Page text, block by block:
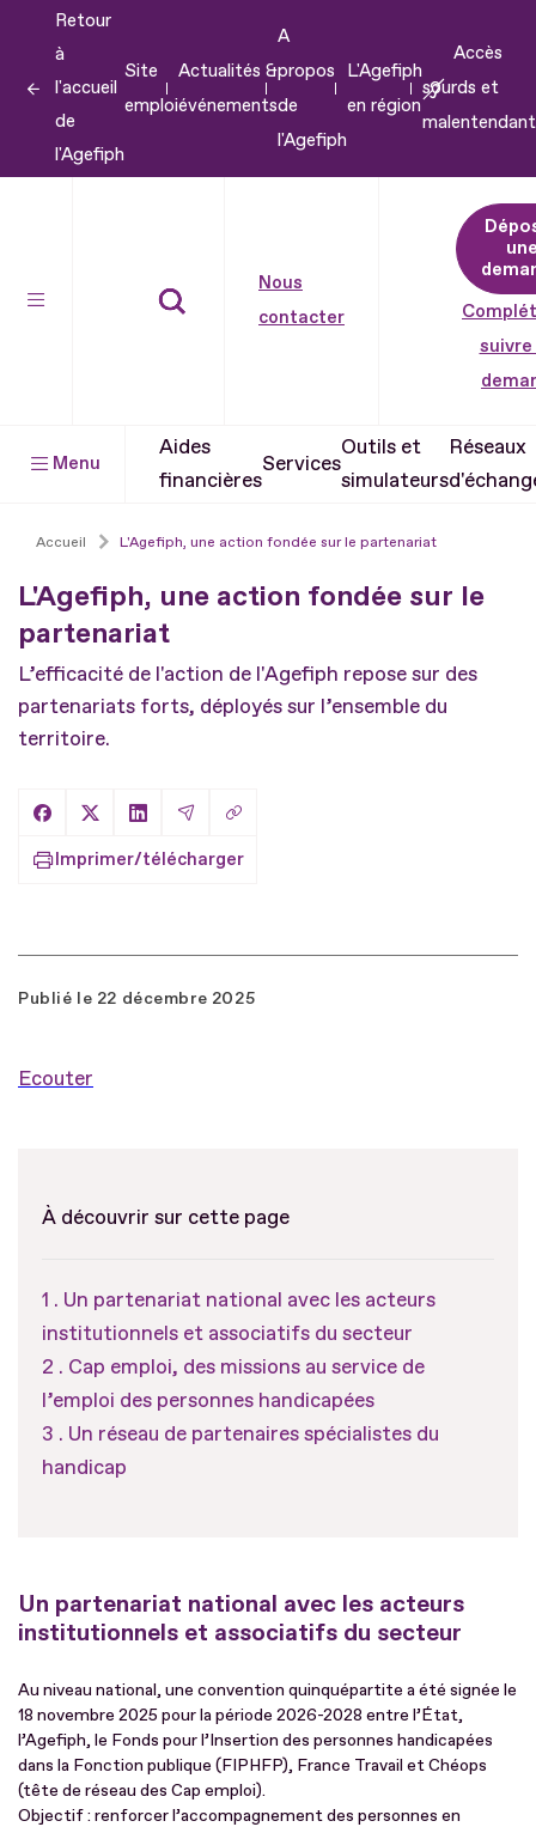
contenu
Retour
à
l'accueil
de
l'Agefiph
Site
emploi
Actualités &
événements
A
propos
de
l'Agefiph
L'Agefiph
en région
Accès
sourds et
Nous
contacter
suivre
Menu
Aides
financières
Services
Outils et
simulateurs
Réseaux
Accueil L'Agefiph, une action fondée sur le partenariat
L'Agefiph, une action fondée sur le
partenariat
L’efficacité de l'action de l'Agefiph repose sur des
partenariats forts, déployés sur l’ensemble du
territoire.
Partager sur Facebook
Partager sur X
Partager sur LinkedIn
Partager par Email
Copier le lien
Imprimer/télécharger
Publié le 22 décembre 2025
Ecouter
À découvrir sur cette page
Un partenariat national avec les acteurs
institutionnels et associatifs du secteur
Cap emploi, des missions au service de
l’emploi des personnes handicapées
Un réseau de partenaires spécialistes du
handicap
Un partenariat national avec les acteurs
institutionnels et associatifs du secteur
Au niveau national, une convention quinquépartite a été signée le
18 novembre 2025 pour la période 2026-2028 entre l’État,
l’Agefiph, le Fonds pour l’Insertion des personnes handicapées
dans la Fonction publique (FIPHFP), France Travail et Chéops
(tête de réseau des Cap emploi).
Objectif : renforcer l’accompagnement des personnes en